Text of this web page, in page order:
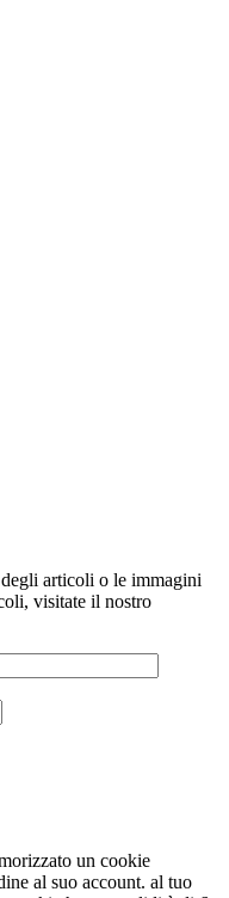
articoli o le immagini
visitate il nostro
un cookie
al suo account. al tuo